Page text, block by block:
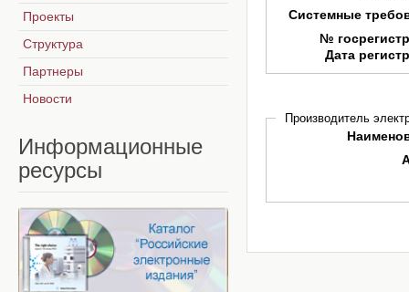
Системные
№
Дата
Производитель
Проекты
Структура
Партнеры
Новости
Информационные
ресурсы